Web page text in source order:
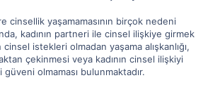
cinsellik yaşamamasının birçok nedeni
kadının partneri ile cinsel ilişkiye girmek
cinsel istekleri olmadan yaşama alışkanlığı,
çekinmesi veya kadının cinsel ilişkiyi
olmaması bulunmaktadır.